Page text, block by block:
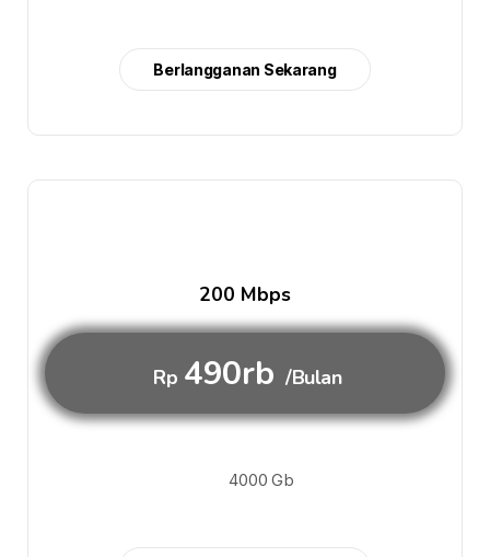
Berlangganan Sekarang
200 Mbps
Rp 490rb /Bulan
4000 Gb